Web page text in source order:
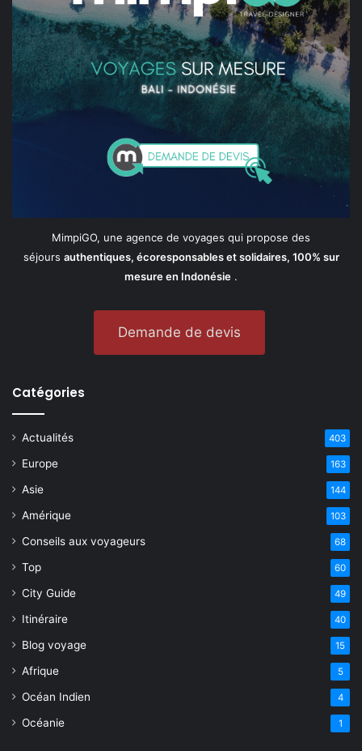
MimpiGO, une agence de voyages qui propose des
séjours authentiques, écoresponsables et solidaires, 100% sur
mesure en Indonésie .
Demande de devis
Catégories
Actualités 403
Europe 163
Asie 144
Amérique 103
Conseils aux voyageurs 68
Top 60
City Guide 49
Itinéraire 40
Blog voyage 15
Afrique 5
Océan Indien 4
Océanie 1